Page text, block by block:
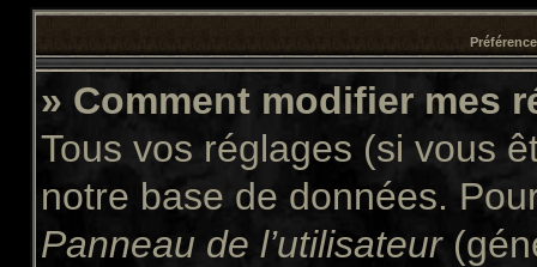
» Comment modifier mes
Tous vos réglages (si vous
notre base de données.
Panneau de l’utilisateur